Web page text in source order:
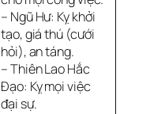
– Ngũ Hư: Kỵ khởi
tạo, giá thú (cưới
hỏi), an táng.
– Thiên Lao Hắc
Đạo: Kỵ mọi việc
đại sự.